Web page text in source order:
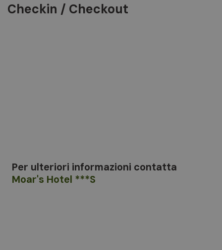
Checkin / Checkout
Per ulteriori informazioni contatta
Moar's Hotel ***S